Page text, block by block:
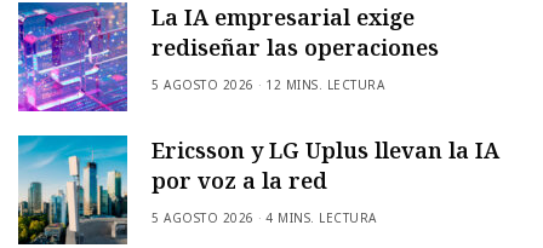
La IA empresarial exige
rediseñar las operaciones
5 AGOSTO 2026 12 MINS. LECTURA
Ericsson y LG Uplus llevan la IA
por voz a la red
5 AGOSTO 2026 4 MINS. LECTURA